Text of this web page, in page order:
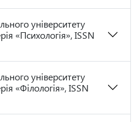
університету
«Психологія», ISSN
університету
«Філологія», ISSN